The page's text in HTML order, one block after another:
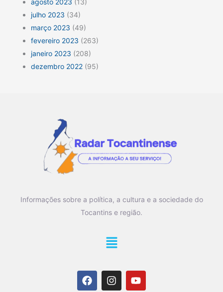
agosto 2023 (13)
julho 2023 (34)
março 2023 (49)
fevereiro 2023 (263)
janeiro 2023 (208)
dezembro 2022 (95)
Informações sobre a política, a cultura e a sociedade do
Tocantins e região.
Main
F
a
I
n
Y
o